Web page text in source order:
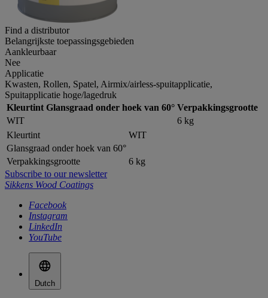
Find a distributor
Belangrijkste toepassingsgebieden
Aankleurbaar
Nee
Applicatie
Kwasten, Rollen, Spatel, Airmix/airless-spuitapplicatie,
Spuitapplicatie hoge/lagedruk
Kleurtint Glansgraad onder hoek van 60° Verpakkingsgrootte
WIT
6 kg
Kleurtint
WIT
Glansgraad onder hoek van 60°
Verpakkingsgrootte
6 kg
Subscribe to our newsletter
Sikkens Wood Coatings
Facebook
Instagram
LinkedIn
YouTube
Dutch